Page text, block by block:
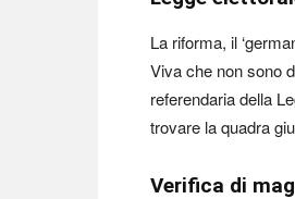
La riforma, il
Viva che non sono
referendaria della
trovare la quadra
Verifica di